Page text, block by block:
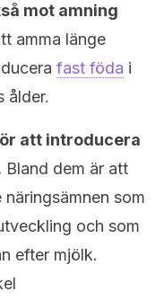
mot amning
amma länge
fast föda i
ålder.
att introducera
Bland dem är att
som
och som
efter mjölk.